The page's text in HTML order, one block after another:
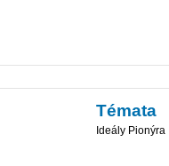
Témata
Ideály Pionýra